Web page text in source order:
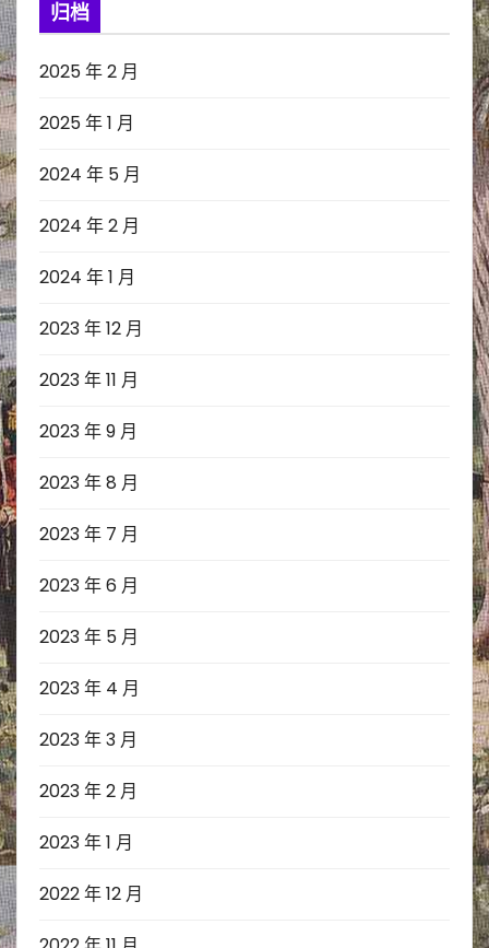
归档
2025 年 2 月
2025 年 1 月
2024 年 5 月
2024 年 2 月
2024 年 1 月
2023 年 12 月
2023 年 11 月
2023 年 9 月
2023 年 8 月
2023 年 7 月
2023 年 6 月
2023 年 5 月
2023 年 4 月
2023 年 3 月
2023 年 2 月
2023 年 1 月
2022 年 12 月